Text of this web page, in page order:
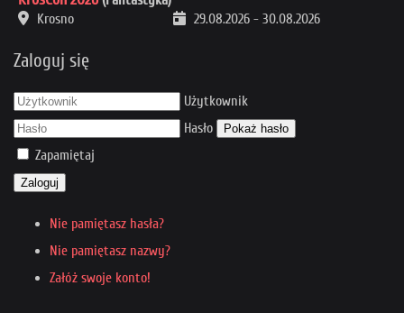
Krosno
29.08.2026 - 30.08.2026
Zaloguj się
Użytkownik
Hasło
Pokaż hasło
Zapamiętaj
Zaloguj
Nie pamiętasz hasła?
Nie pamiętasz nazwy?
Załóż swoje konto!